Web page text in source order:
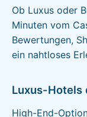
Ob Luxus oder
Minuten vom
Bewertungen,
ein nahtloses
Luxus-Hotels
High-End-